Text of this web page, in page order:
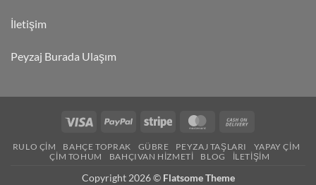
İletişim
Peyzaj Burada Ulaşım
RULO ÇIM BAHÇE TOPRAK GÜBRE PEYZAJ TAŞLARI
YAPAY ÇIM
ÇIM TOHUM
BAHÇIVAN HIZMETI BLOG İLETIŞIM
Copyright 2026 © Flatsome Theme